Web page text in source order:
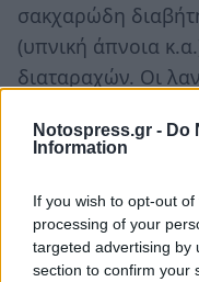
Notospress.gr - Do
Information
If you wish to opt-out
processing of your
targeted advertising by
section to confirm your
σακχαρώδη
(υπνική άπνοια
διαταραχών. Οι
συνήθειες και η
είναι μόνο δύο